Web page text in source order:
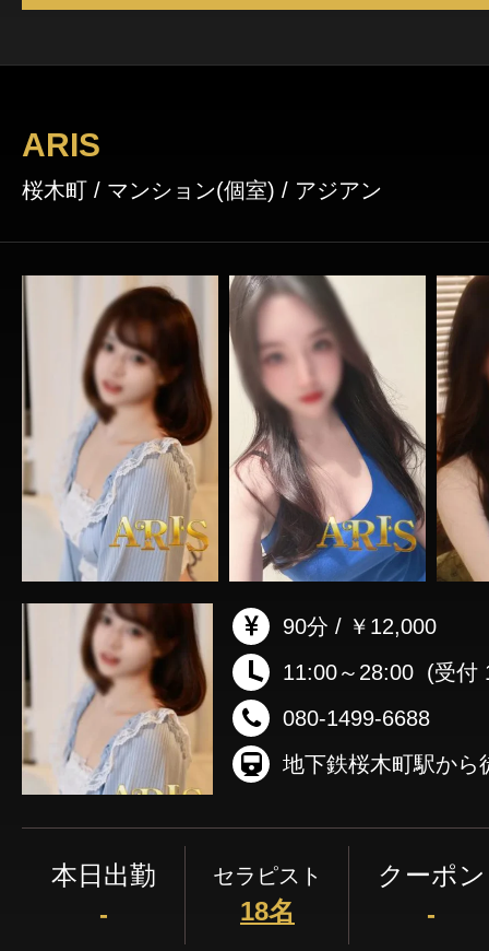
ARIS
桜木町 / マンション(個室) / アジアン
90分 / ￥12,000
11:00～28:00 (受付
080-1499-6688
本日出勤
-
セラピスト
18名
クーポン
-